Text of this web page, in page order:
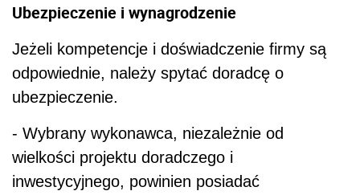
Ubezpieczenie i wynagrodzenie
Jeżeli kompetencje i doświadczenie firmy są
odpowiednie, należy spytać doradcę o
ubezpieczenie.
- Wybrany wykonawca, niezależnie od
wielkości projektu doradczego i
inwestycyjnego, powinien posiadać